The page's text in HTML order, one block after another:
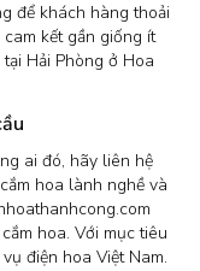
để khách hàng thoải
kết gần giống ít
Hải Phòng ở Hoa
ai đó, hãy liên hệ
hoa lành nghề và
hoa. Với mục tiêu
điện hoa Việt Nam.